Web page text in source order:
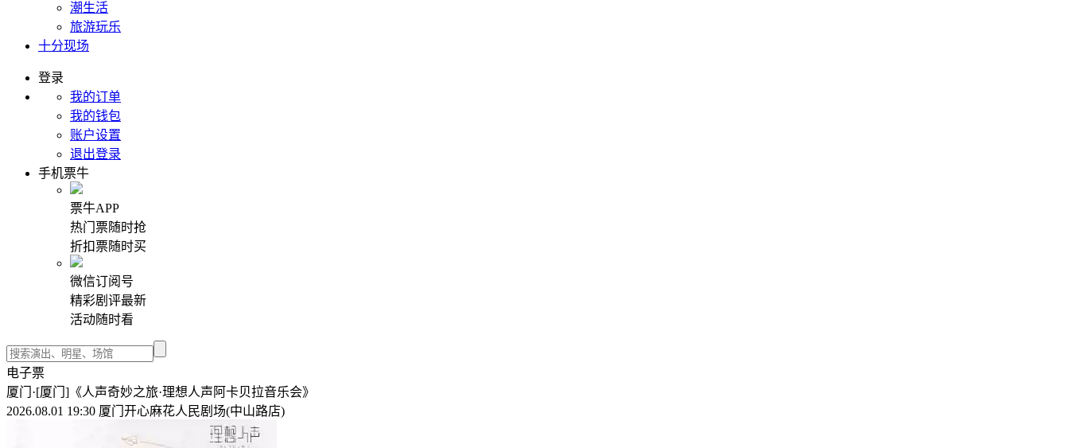
潮生活
旅游玩乐
十分现场
登录
我的订单
我的钱包
账户设置
退出登录
手机票牛
票牛APP
热门票随时抢
折扣票随时买
微信订阅号
精彩剧评最新
活动随时看
电子票
厦门·[厦门]《人声奇妙之旅·理想人声阿卡贝拉音乐会》
2026.08.01 19:30 厦门开心麻花人民剧场(中山路店)